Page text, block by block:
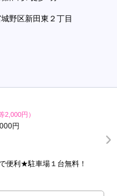
野区新田東２丁目
2,000円）
円
便利★駐車場１台無料！